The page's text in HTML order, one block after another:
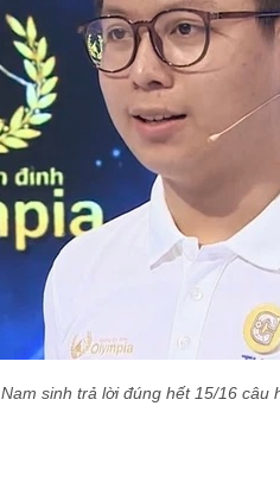
Nam sinh trả lời đúng hết 15/16 câu